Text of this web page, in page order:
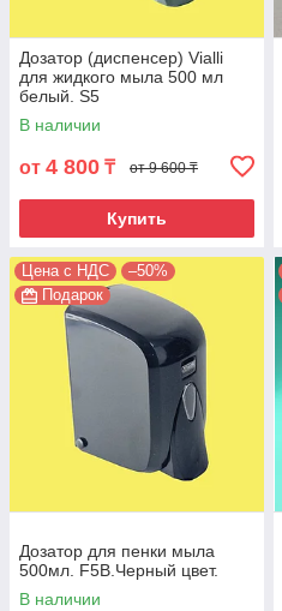
Дозатор (диспенсер) Vialli
для жидкого мыла 500 мл
белый. S5
В наличии
от 4 800 ₸ от 9 600 ₸
Купить
Цена с НДС
–50%
Подарок
Дозатор для пенки мыла
500мл. F5B.Черный цвет.
В наличии